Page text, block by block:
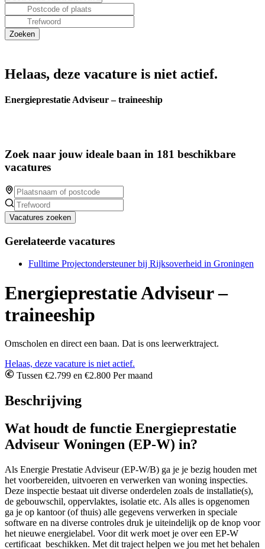
Helaas, deze vacature is niet actief.
Energieprestatie Adviseur – traineeship
Zoek naar jouw ideale baan in 181 beschikbare
vacatures
Vacatures zoeken
Gerelateerde vacatures
Fulltime Projectondersteuner bij Rijksoverheid in Groningen
Energieprestatie Adviseur –
traineeship
Omscholen en direct een baan. Dat is ons leerwerktraject.
Helaas, deze vacature is niet actief.
Tussen €2.799 en €2.800 Per maand
Beschrijving
Wat houdt de functie Energieprestatie
Adviseur Woningen (EP-W) in?
Als Energie Prestatie Adviseur (EP-W/B) ga je je bezig houden met
het voorbereiden, uitvoeren en verwerken van woning inspecties.
Deze inspectie bestaat uit diverse onderdelen zoals de installatie(s),
de gebouwschil, oppervlaktes, isolatie etc. Als alles is opgenomen
ga je op kantoor (of thuis) alle gegevens verwerken in speciale
software en na diverse controles druk je uiteindelijk op de knop voor
het nieuwe energielabel. Voor dit werk moet je over een EP-W
certificaat beschikken. Met dit traject helpen we jou met het behalen